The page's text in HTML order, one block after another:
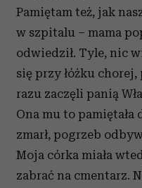
Pamiętam też, jak
w szpitalu – mama
odwiedził. Tyle, nic
się przy łóżku
razu zaczęli panią
Ona mu to
zmarł, pogrzeb
Moja córka miała
zabrać na cmentarz.